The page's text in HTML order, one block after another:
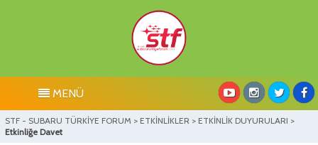
MENÜ
STF - SUBARU TÜRKİYE FORUM > ETKİNLİKLER > ETKİNLİK DUYURULARI >
Etkinliğe Davet